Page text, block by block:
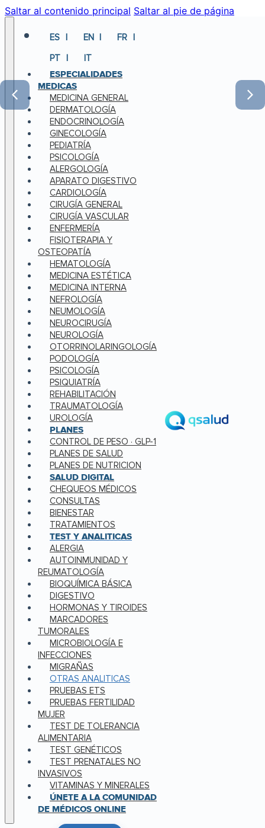
Saltar al contenido principal Saltar al pie de página
ES EN
FR
PT
IT
ESPECIALIDADES
MEDICAS
MEDICINA GENERAL
DERMATOLOGÍA
ENDOCRINOLOGÍA
GINECOLOGÍA
PEDIATRÍA
PSICOLOGÍA
ALERGOLOGÍA
APARATO DIGESTIVO
CARDIOLOGÍA
CIRUGÍA GENERAL
CIRUGÍA VASCULAR
ENFERMERÍA
FISIOTERAPIA Y
OSTEOPATÍA
HEMATOLOGÍA
MEDICINA ESTÉTICA
MEDICINA INTERNA
NEFROLOGÍA
NEUMOLOGÍA
NEUROCIRUGÍA
NEUROLOGÍA
OTORRINOLARINGOLOGÍA
PODOLOGÍA
PSICOLOGÍA
PSIQUIATRÍA
REHABILITACIÓN
TRAUMATOLOGÍA
UROLOGÍA
PLANES
CONTROL DE PESO · GLP-1
PLANES DE SALUD
PLANES DE NUTRICION
SALUD DIGITAL
CHEQUEOS MÉDICOS
CONSULTAS
BIENESTAR
TRATAMIENTOS
TEST Y ANALITICAS
ALERGIA
AUTOINMUNIDAD Y
REUMATOLOGÍA
BIOQUÍMICA BÁSICA
DIGESTIVO
HORMONAS Y TIROIDES
MARCADORES
TUMORALES
MICROBIOLOGÍA E
INFECCIONES
MIGRAÑAS
OTRAS ANALITICAS
PRUEBAS ETS
PRUEBAS FERTILIDAD
MUJER
TEST DE TOLERANCIA
ALIMENTARIA
TEST GENÉTICOS
TEST PRENATALES NO
INVASIVOS
VITAMINAS Y MINERALES
ÚNETE A LA COMUNIDAD
DE MÉDICOS ONLINE